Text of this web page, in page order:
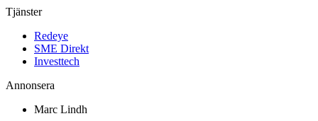
Tjänster
Redeye
SME Direkt
Investtech
Annonsera
Marc Lindh